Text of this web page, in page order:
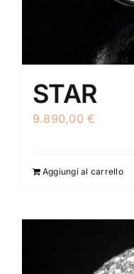
STAR
9.890,00€
Aggiungi al carrello